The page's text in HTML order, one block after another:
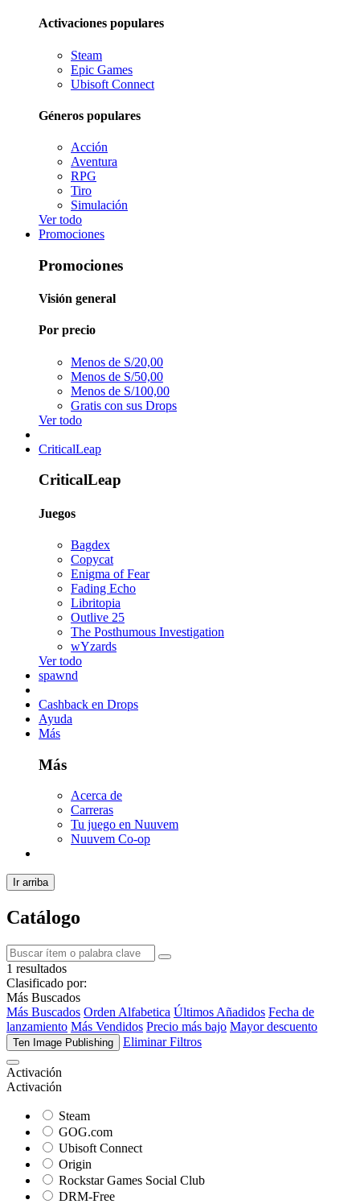
Activaciones populares
Steam
Epic Games
Ubisoft Connect
Géneros populares
Acción
Aventura
RPG
Tiro
Simulación
Ver todo
Promociones
Promociones
Visión general
Por precio
Menos de S/20,00
Menos de S/50,00
Menos de S/100,00
Gratis con sus Drops
Ver todo
CriticalLeap
CriticalLeap
Juegos
Bagdex
Copycat
Enigma of Fear
Fading Echo
Libritopia
Outlive 25
The Posthumous Investigation
wYzards
Ver todo
spawnd
Cashback en Drops
Ayuda
Más
Más
Acerca de
Carreras
Tu juego en Nuuvem
Nuuvem Co-op
Ir arriba
Catálogo
1 resultados
Clasificado por:
Más Buscados
Más Buscados Orden Alfabetica Últimos Añadidos Fecha de
lanzamiento Más Vendidos Precio más bajo Mayor descuento
Ten Image Publishing Eliminar Filtros
Activación
Activación
Steam
GOG.com
Ubisoft Connect
Origin
Rockstar Games Social Club
DRM-Free